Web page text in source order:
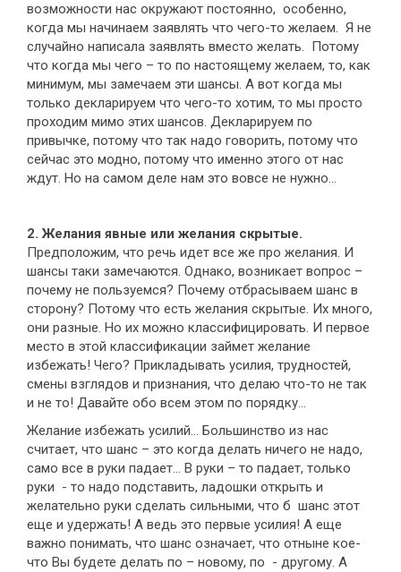
возможности нас окружают постоянно, особенно,
когда мы начинаем заявлять что чего-то желаем. Я не
случайно написала заявлять вместо желать. Потому
что когда мы чего – то по настоящему желаем, то, как
минимум, мы замечаем эти шансы. А вот когда мы
только декларируем что чего-то хотим, то мы просто
проходим мимо этих шансов. Декларируем по
привычке, потому что так надо говорить, потому что
сейчас это модно, потому что именно этого от нас
ждут. Но на самом деле нам это вовсе не нужно…
2. Желания явные или желания скрытые.
Предположим, что речь идет все же про желания. И
шансы таки замечаются. Однако, возникает вопрос –
почему не пользуемся? Почему отбрасываем шанс в
сторону? Потому что есть желания скрытые. Их много,
они разные. Но их можно классифицировать. И первое
место в этой классификации займет желание
избежать! Чего? Прикладывать усилия, трудностей,
смены взглядов и признания, что делаю что-то не так
и не то! Давайте обо всем этом по порядку…
Желание избежать усилий… Большинство из нас
считает, что шанс – это когда делать ничего не надо,
само все в руки падает… В руки – то падает, только
руки - то надо подставить, ладошки открыть и
желательно руки сделать сильными, что б шанс этот
еще и удержать! А ведь это первые усилия! А еще
важно понимать, что шанс означает, что отныне кое-
что Вы будете делать по – новому, по - другому. А